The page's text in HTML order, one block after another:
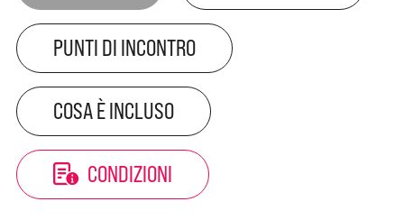
PUNTI DI INCONTRO
COSA È INCLUSO
CONDIZIONI